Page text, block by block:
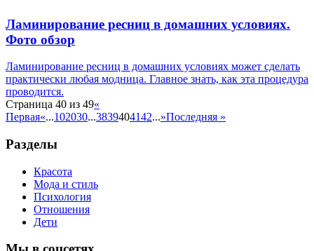
Ламинирование ресниц в домашних условиях.
Фото обзор
Ламинирование ресниц в домашних условиях может сделать
практически любая модница. Главное знать, как эта процедура
проводится.
Страница 40 из 49«
Первая«...102030...3839404142...»Последняя »
Разделы
Красота
Мода и стиль
Психология
Отношения
Дети